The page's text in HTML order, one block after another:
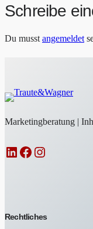
Schreibe
Du musst angemeldet
Marketingberatung |
LinkedIn Facebook Instagram
Rechtliches